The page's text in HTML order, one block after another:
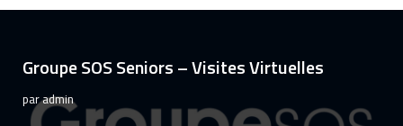
Groupe SOS Seniors – Visites Virtuelles
paradmin